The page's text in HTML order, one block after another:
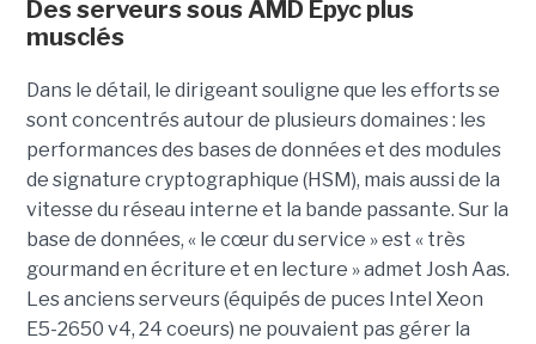
Des serveurs sous AMD Epyc plus
musclés
Dans le détail, le dirigeant souligne que les efforts se
sont concentrés autour de plusieurs domaines : les
performances des bases de données et des modules
de signature cryptographique (HSM), mais aussi de la
vitesse du réseau interne et la bande passante. Sur la
base de données, « le cœur du service » est « très
gourmand en écriture et en lecture » admet Josh Aas.
Les anciens serveurs (équipés de puces Intel Xeon
E5-2650 v4, 24 coeurs) ne pouvaient pas gérer la